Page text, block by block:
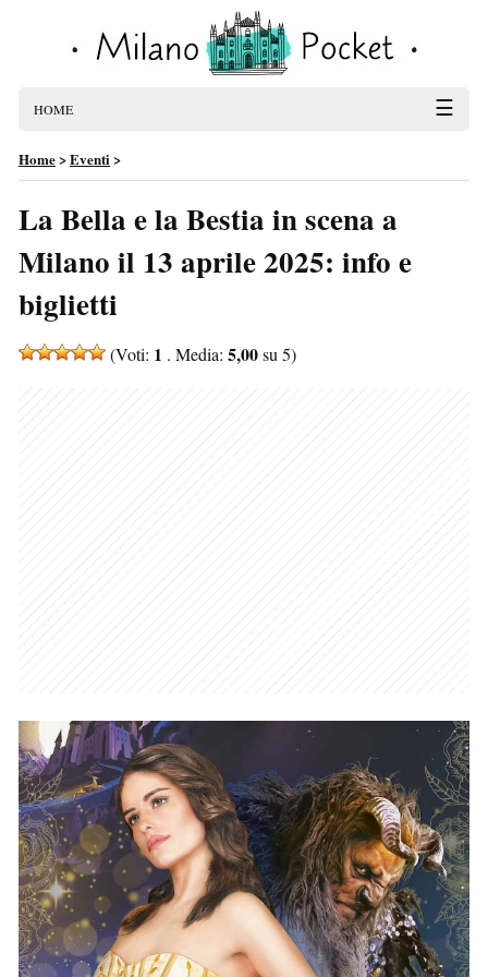
HOME ☰
Home>Eventi>
La Bella e la Bestia in scena a
Milano il 13 aprile 2025: info e
biglietti
(Voti: 1 . Media: 5,00su 5)